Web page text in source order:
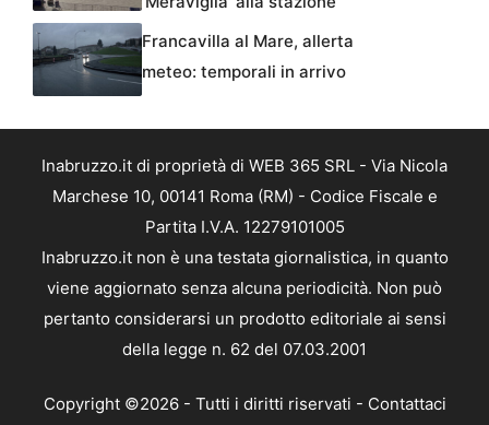
Francavilla al Mare, allerta
meteo: temporali in arrivo
Inabruzzo.it di proprietà di WEB 365 SRL - Via Nicola
Marchese 10, 00141 Roma (RM) - Codice Fiscale e
Partita I.V.A. 12279101005
Inabruzzo.it non è una testata giornalistica, in quanto
viene aggiornato senza alcuna periodicità. Non può
pertanto considerarsi un prodotto editoriale ai sensi
della legge n. 62 del 07.03.2001
Copyright ©2026 - Tutti i diritti riservati - Contattaci